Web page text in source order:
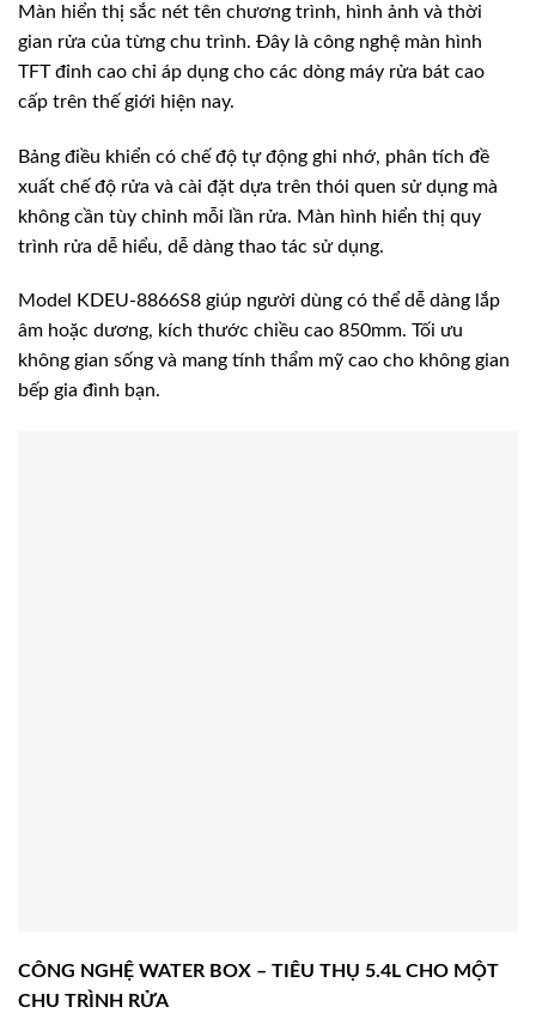
Màn hiển thị sắc nét tên chương trình, hình ảnh và thời
gian rửa của từng chu trình. Đây là công nghệ màn hình
TFT đỉnh cao chỉ áp dụng cho các dòng máy rửa bát cao
cấp trên thế giới hiện nay.
Bảng điều khiển có chế độ tự động ghi nhớ, phân tích đề
xuất chế độ rửa và cài đặt dựa trên thói quen sử dụng mà
không cần tùy chỉnh mỗi lần rửa. Màn hình hiển thị quy
trình rửa dễ hiểu, dễ dàng thao tác sử dụng.
Model KDEU-8866S8 giúp người dùng có thể dễ dàng lắp
âm hoặc dương, kích thước chiều cao 850mm. Tối ưu
không gian sống và mang tính thẩm mỹ cao cho không gian
bếp gia đình bạn.
CÔNG NGHỆ WATER BOX – TIÊU THỤ 5.4L CHO MỘT
CHU TRÌNH RỬA